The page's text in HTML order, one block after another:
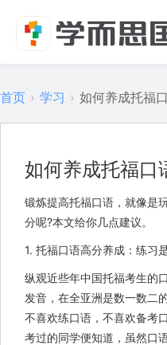
首页 › 学习 › 如何养成托福
如何养成托福口
锻炼提高托福口语，就像是
分呢?本文给你几点建议。
1. 托福口语高分养成：练习
纵观近些年中国托福考生的
发音，在全亚洲是数一数二
不喜欢练口语，不喜欢备考
考过的同学便知道，虽然口